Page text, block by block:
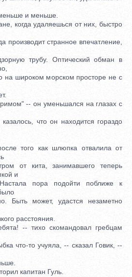
и меньше.
когда удаляешься от них, быстро
производит странное впечатление,
трубу. Оптический обман в
на широком морском просторе не с
-- он уменьшался на глазах с
что он находится гораздо
того как шлюпка отвалила от
от кита, занимавшего теперь
и
пора подойти поближе к
может, удастся незаметно
расстояния.
-- тихо скомандовал гребцам
что-то учуяла, -- сказал Говик, --
капитан Гуль.